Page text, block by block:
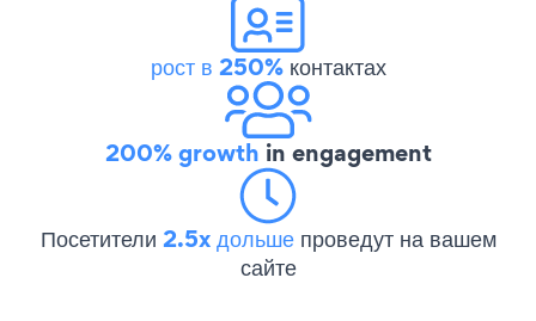
рост в 250%контактах
200% growth in engagement
Посетители 2.5x дольше проведут на вашем
сайте